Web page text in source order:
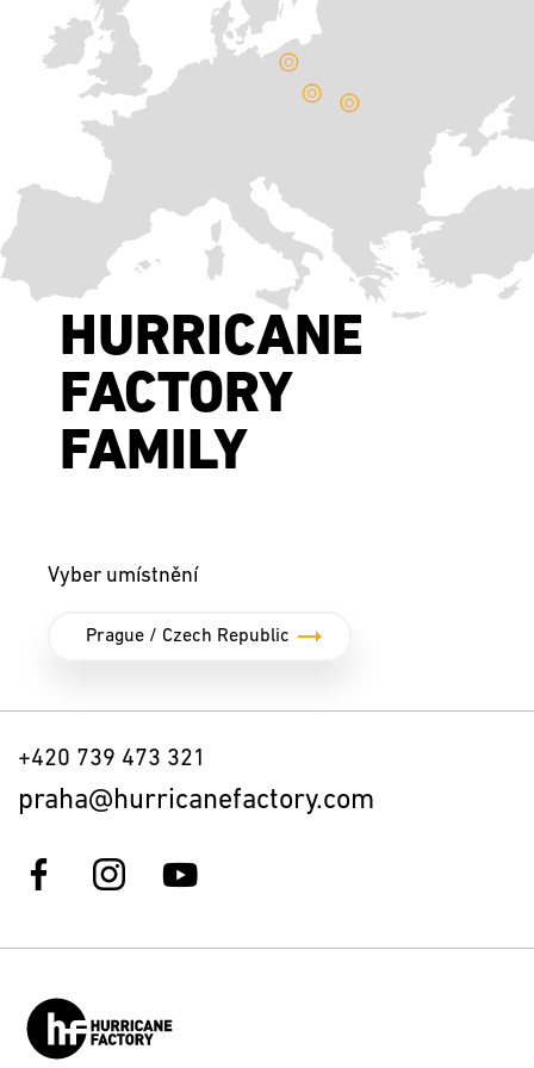
HURRICANE
FACTORY
FAMILY
Vyber umístnění
+420 739 473 321
praha@hurricanefactory.com